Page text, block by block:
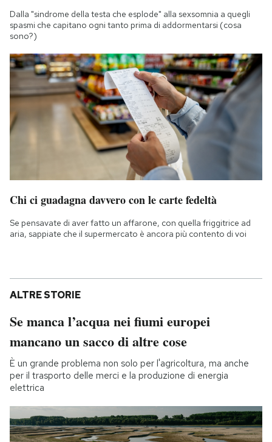
Dalla "sindrome della testa che esplode" alla sexsomnia a quegli
spasmi che capitano ogni tanto prima di addormentarsi (cosa
sono?)
Chi ci guadagna davvero con le carte fedeltà
Se pensavate di aver fatto un affarone, con quella friggitrice ad
aria, sappiate che il supermercato è ancora più contento di voi
ALTRE STORIE
Se manca l’acqua nei fiumi europei
mancano un sacco di altre cose
È un grande problema non solo per l'agricoltura, ma anche
per il trasporto delle merci e la produzione di energia
elettrica